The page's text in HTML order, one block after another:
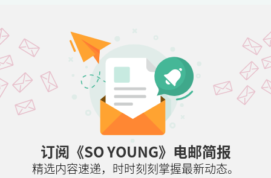
订阅《SO YOUNG》电邮简报
精选内容速递，时时刻刻掌握最新动态。